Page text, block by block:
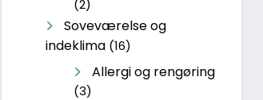
(2)
Soveværelse og
indeklima (16)
Allergi og rengøring
(3)